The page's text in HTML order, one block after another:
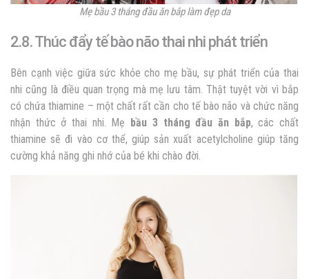
Mẹ bầu 3 tháng đầu ăn bắp làm đẹp da
2.8. Thúc đẩy tế bào não thai nhi phát triển
Bên cạnh việc giữa sức khỏe cho mẹ bầu, sự phát triển của thai
nhi cũng là điều quan trọng mà mẹ lưu tâm. Thật tuyệt vời vì bắp
có chứa thiamine – một chất rất cần cho tế bào não và chức năng
nhận thức ở thai nhi. Mẹ
bầu 3 tháng đầu ăn bắp, các chất
thiamine sẽ đi vào cơ thể, giúp sản xuất acetylcholine giúp tăng
cường khả năng ghi nhớ của bé khi chào đời.